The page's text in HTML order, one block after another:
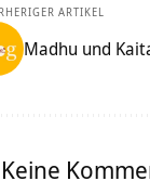
ARTIKEL
Madhu und
Keine